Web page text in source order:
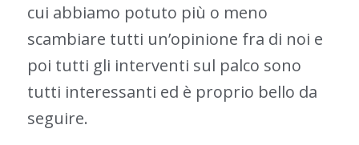
cui abbiamo potuto più o meno
scambiare tutti un’opinione fra di noi e
poi tutti gli interventi sul palco sono
tutti interessanti ed è proprio bello da
seguire.